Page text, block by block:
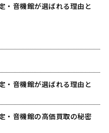
・音機館が選ばれる理由と
・音機館が選ばれる理由と
・音機館の高価買取の秘密